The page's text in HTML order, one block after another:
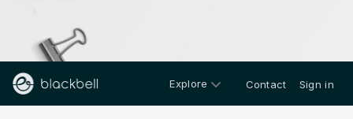
Explore Contact Sign in